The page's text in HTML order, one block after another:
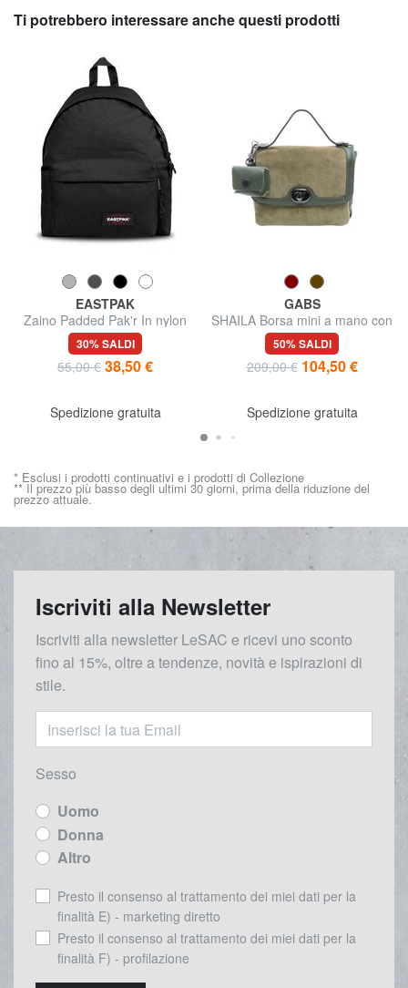
Ti potrebbero interessare anche questi prodotti
EASTPAK
Zaino Padded Pak'r In nylon
30% SALDI
55,00 € 38,50 €
Spedizione gratuita
GABS
SHAILA Borsa mini a mano con
tracolla, in pelle
50% SALDI
209,00 € 104,50 €
Spedizione gratuita
* Esclusi i prodotti continuativi e i prodotti di Collezione
** Il prezzo più basso degli ultimi 30 giorni, prima della riduzione del
prezzo attuale.
Iscriviti alla Newsletter
Iscriviti alla newsletter LeSAC e ricevi uno sconto
fino al 15%, oltre a tendenze, novità e ispirazioni di
stile.
Sesso
Uomo
Donna
Altro
Presto il consenso al trattamento dei miei dati per la
finalità E) - marketing diretto
Presto il consenso al trattamento dei miei dati per la
finalità F) - profilazione